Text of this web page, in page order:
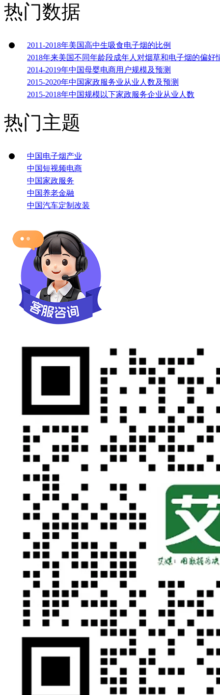
热门数据
2011-2018年美国高中生吸食电子烟的比例
2018年来美国不同年龄段成年人对烟草和电子烟的偏好
2014-2019年中国母婴电商用户规模及预测
2015-2020年中国家政服务业从业人数及预测
2015-2018年中国规模以下家政服务企业从业人数
热门主题
中国电子烟产业
中国短视频电商
中国家政服务
中国养老金融
中国汽车定制改装